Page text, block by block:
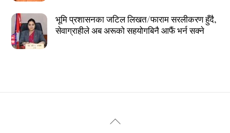
भूमि प्रशासनका जटिल लिखत/फाराम सरलीकरण हुँदै,
सेवाग्राहीले अब अरूको सहयोगबिनै आफैं भर्न सक्ने
Back